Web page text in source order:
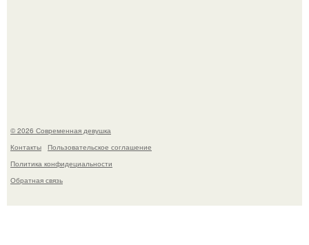
© 2026 Современная девушка
Контакты
Пользовательское соглашение
Политика конфидециальности
Обратная связь